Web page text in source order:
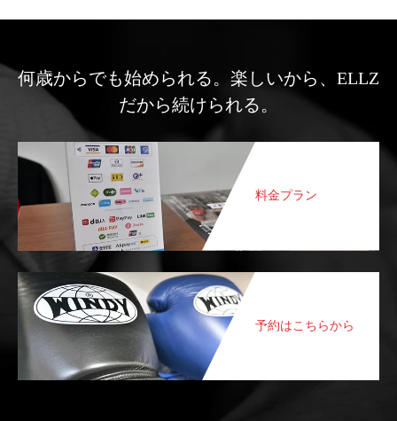
何歳からでも始められる。楽しいから、ELLZ
だから続けられる。
料金プラン
予約はこちらから